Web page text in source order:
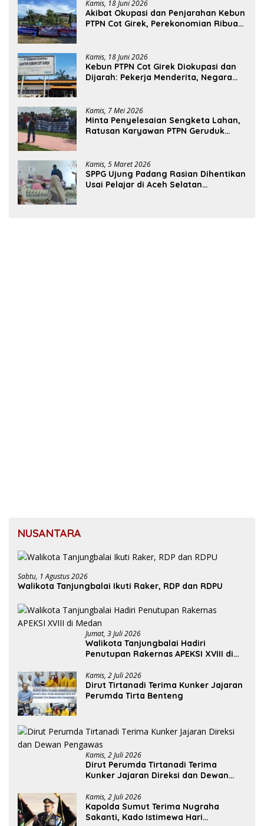
Kamis, 18 Juni 2026
Akibat Okupasi dan Penjarahan Kebun
PTPN Cot Girek, Perekonomian Ribuan
Kamis, 18 Juni 2026
Kebun PTPN Cot Girek Diokupasi dan
Dijarah: Pekerja Menderita, Negara
Kamis, 7 Mei 2026
Minta Penyelesaian Sengketa Lahan,
Ratusan Karyawan PTPN Geruduk
Kamis, 5 Maret 2026
SPPG Ujung Padang Rasian Dihentikan
Usai Pelajar di Aceh Selatan
NUSANTARA
Sabtu, 1 Agustus 2026
Walikota Tanjungbalai Ikuti Raker, RDP dan RDPU
Jumat, 3 Juli 2026
Walikota Tanjungbalai Hadiri
Penutupan Rakernas APEKSI XVIII di
Kamis, 2 Juli 2026
Dirut Tirtanadi Terima Kunker Jajaran
Perumda Tirta Benteng
Kamis, 2 Juli 2026
Dirut Perumda Tirtanadi Terima
Kunker Jajaran Direksi dan Dewan
Kamis, 2 Juli 2026
Kapolda Sumut Terima Nugraha
Sakanti, Kado Istimewa Hari